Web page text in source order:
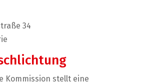
34
Kommission stellt eine